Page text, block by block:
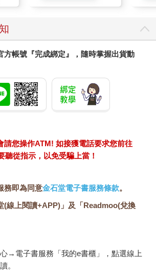
行九遍，就能招來一整年的好運。例如上
次繞九回。不過，當我看到連挨罵也要挨
來，果然是完全沒有例外可言呢！但換個
算著次數，認真把某件事做滿九遍，內心
俗，會發現古人的行為背後皆有深意，就
到藏在下面的答案一樣，忍不住心生感
的習俗，背後藏著什麼樣的訊息呢？為什
這天就要重複九遍？除了「九」自古以來
暗）外，或許還蘊含這樣的信念：只要不
己負責的工作，反覆地磨練、累積實力，
成果，為一整年招來幸福。
人知的大概就屬「書寫立春帖」（類似春
家家戶戶在柱子或門框上貼的立春帖，字
；浸染溫暖的氣運，喜事接踵而至。
海一般富足。
方帳號『完成綁定』，隨時掌握出貨動
請您操作ATM! 如接獲電話要求您前往
聽從指示，以免受騙上當！
務即為同意金石堂電子書服務條款。
(線上閱讀+APP)」及「Readmoo(兌換
→電子書服務「我的e書櫃」，點選線上
。